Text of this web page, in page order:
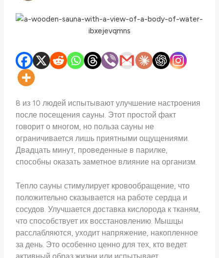
8 из 10 людей испытывают улучшение настроения
после посещения сауны. Этот простой факт
говорит о многом, но польза сауны не
ограничивается лишь приятными ощущениями.
Двадцать минут, проведенные в парилке,
способны оказать заметное влияние на организм.
Тепло сауны стимулирует кровообращение, что
положительно сказывается на работе сердца и
сосудов. Улучшается доставка кислорода к тканям,
что способствует их восстановлению. Мышцы
расслабляются, уходит напряжение, накопленное
за день. Это особенно ценно для тех, кто ведет